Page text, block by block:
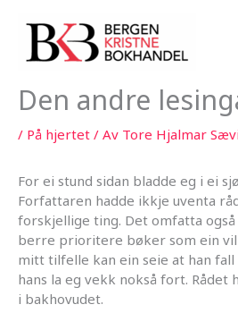
Den andre
/ På hjertet / Av Tore Hjalmar
For ei stund sidan bladde eg i ei
Forfattaren hadde ikkje uventa
forskjellige ting. Det omfatta også
berre prioritere bøker som ein
mitt tilfelle kan ein seie at han
hans la eg vekk nokså fort. Rådet
i bakhovudet.